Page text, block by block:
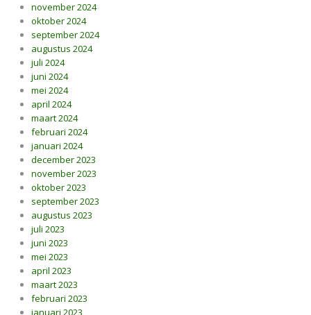
november 2024
oktober 2024
september 2024
augustus 2024
juli 2024
juni 2024
mei 2024
april 2024
maart 2024
februari 2024
januari 2024
december 2023
november 2023
oktober 2023
september 2023
augustus 2023
juli 2023
juni 2023
mei 2023
april 2023
maart 2023
februari 2023
januari 2023